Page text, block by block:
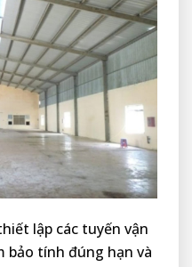
lập các tuyến vận
bảo tính đúng hạn và